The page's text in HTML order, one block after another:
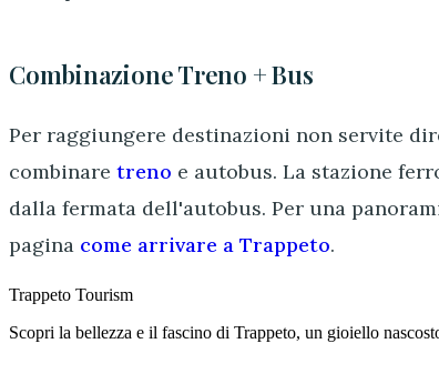
Combinazione Treno + Bus
Per raggiungere destinazioni non servite
combinare treno e autobus. La stazione
dalla fermata dell'autobus. Per una
pagina come arrivare a Trappeto.
Trappeto Tourism
Scopri la bellezza e il fascino di Trappeto, un gioiello